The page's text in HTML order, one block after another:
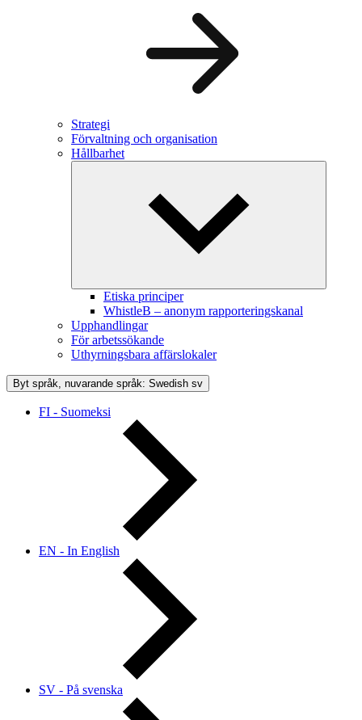
Strategi
Förvaltning och organisation
Hållbarhet
Etiska principer
WhistleB – anonym rapporteringskanal
Upphandlingar
För arbetssökande
Uthyrningsbara affärslokaler
Byt språk, nuvarande språk: Swedish sv
FI - Suomeksi
EN - In English
SV - På svenska